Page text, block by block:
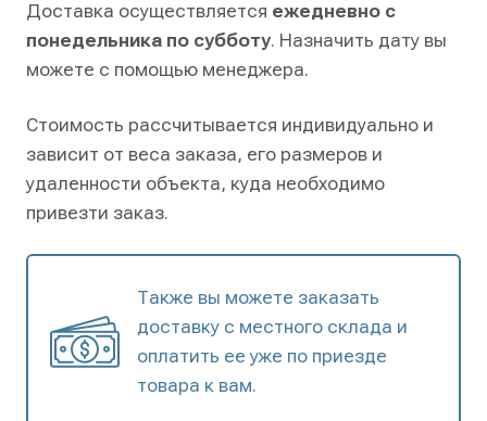
Доставка осуществляется ежедневно с
понедельника по субботу. Назначить дату вы
можете с помощью менеджера.
Стоимость рассчитывается индивидуально и
зависит от веса заказа, его размеров и
удаленности объекта, куда необходимо
привезти заказ.
Также вы можете заказать
доставку с местного склада и
оплатить ее уже по приезде
товара к вам.